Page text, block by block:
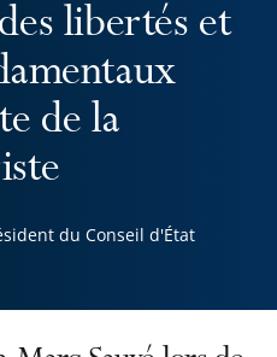
libertés et
de la
du Conseil d'État